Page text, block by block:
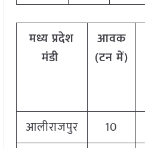
मध्य प्रदेश
मंडी
आवक
(टन में)
आलीराजपुर 10